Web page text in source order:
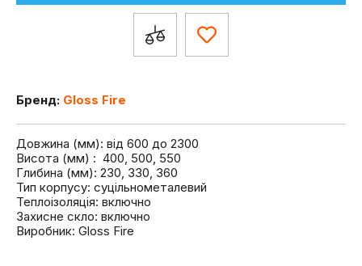
Бренд: Gloss Fire
Довжина (мм): від 600 до 2300
Висота (мм) : 400, 500, 550
Глибина (мм): 230, 330, 360
Тип корпусу: суцільнометалевий
Теплоізоляція: включно
Захисне скло: включно
Виробник: Gloss Fire